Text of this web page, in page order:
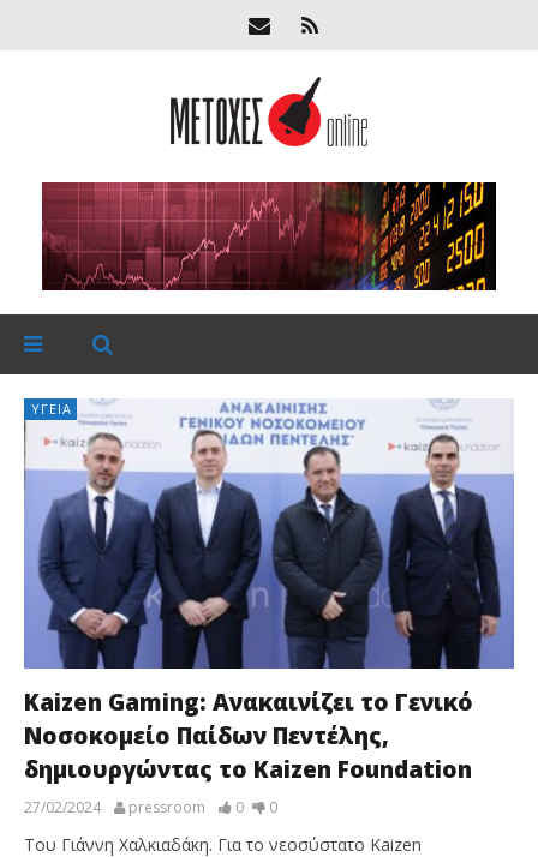
ΥΓΕΊΑ
Kaizen Gaming: Ανακαινίζει το Γενικό
Νοσοκομείο Παίδων Πεντέλης,
δημιουργώντας το Kaizen Foundation
27/02/2024 pressroom 0 0
Του Γιάννη Χαλκιαδάκη. Για το νεοσύστατο Kaizen